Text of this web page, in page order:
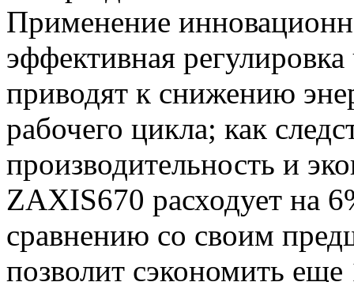
Применение
эффективная
приводят к снижению
рабочего цикла; как
производительность и
ZAXIS670 расходует на
сравнению со своим
позволит сэкономить еще